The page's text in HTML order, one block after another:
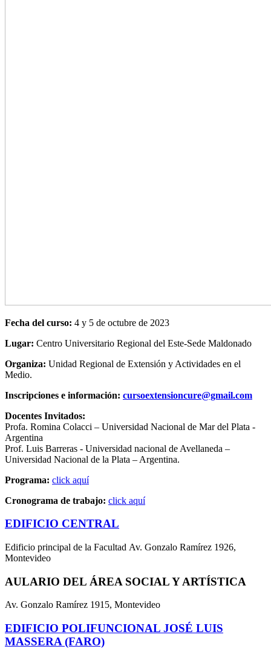
Fecha del curso: 4 y 5 de octubre de 2023
Lugar: Centro Universitario Regional del Este-Sede Maldonado
Organiza: Unidad Regional de Extensión y Actividades en el
Medio.
Inscripciones e información: cursoextensioncure@gmail.com
Docentes Invitados:
Profa. Romina Colacci – Universidad Nacional de Mar del Plata -
Argentina
Prof. Luis Barreras - Universidad nacional de Avellaneda –
Universidad Nacional de la Plata – Argentina.
Programa: click aquí
Cronograma de trabajo: click aquí
EDIFICIO CENTRAL
Edificio principal de la Facultad Av. Gonzalo Ramírez 1926,
Montevideo
AULARIO DEL ÁREA SOCIAL Y ARTÍSTICA
Av. Gonzalo Ramírez 1915, Montevideo
EDIFICIO POLIFUNCIONAL JOSÉ LUIS
MASSERA (FARO)